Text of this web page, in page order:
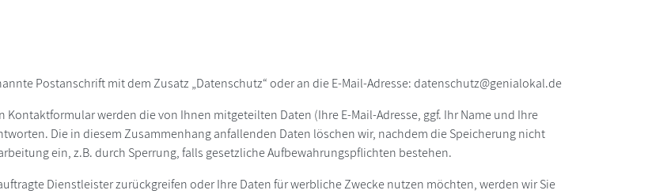
Postanschrift mit dem Zusatz „Datenschutz“ oder an die E-Mail-Adresse: datenschutz@genialokal.de
werden die von Ihnen mitgeteilten Daten (Ihre E-Mail-Adresse, ggf. Ihr Name und Ihre
Die in diesem Zusammenhang anfallenden Daten löschen wir, nachdem die Speicherung nicht
ein, z.B. durch Sperrung, falls gesetzliche Aufbewahrungspflichten bestehen.
Dienstleister zurückgreifen oder Ihre Daten für werbliche Zwecke nutzen möchten, werden wir Sie